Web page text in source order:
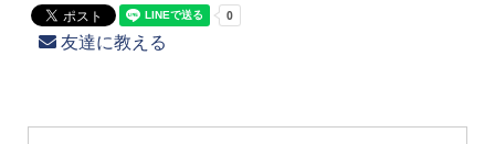
友達に教える